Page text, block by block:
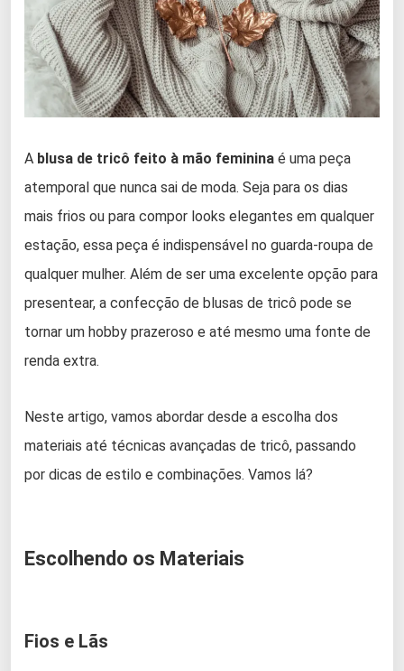
A blusa de tricô feito à mão feminina é uma peça
atemporal que nunca sai de moda. Seja para os dias
mais frios ou para compor looks elegantes em qualquer
estação, essa peça é indispensável no guarda-roupa de
qualquer mulher. Além de ser uma excelente opção para
presentear, a confecção de blusas de tricô pode se
tornar um hobby prazeroso e até mesmo uma fonte de
renda extra.
Neste artigo, vamos abordar desde a escolha dos
materiais até técnicas avançadas de tricô, passando
por dicas de estilo e combinações. Vamos lá?
Escolhendo os Materiais
Fios e Lãs